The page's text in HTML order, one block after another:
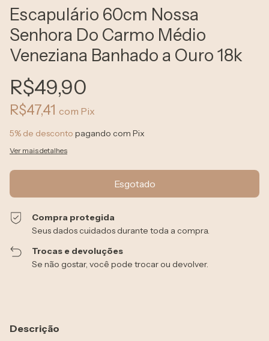
Escapulário 60cm Nossa
Senhora Do Carmo Médio
Veneziana Banhado a Ouro 18k
R$49,90
R$47,41 com Pix
5% de desconto pagando com Pix
Ver mais detalhes
Compra protegida
Seus dados cuidados durante toda a compra.
Trocas e devoluções
Se não gostar, você pode trocar ou devolver.
Descrição